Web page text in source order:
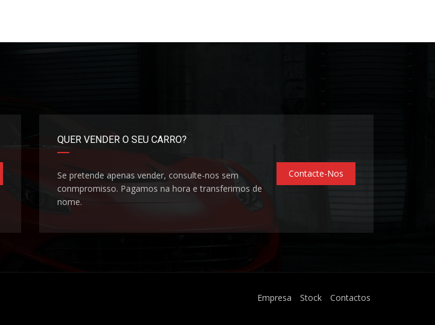
QUER VENDER O SEU CARRO?
Se pretende apenas vender, consulte-nos sem
conmpromisso. Pagamos na hora e transferimos de
nome.
Contacte-Nos
Empresa Stock Contactos